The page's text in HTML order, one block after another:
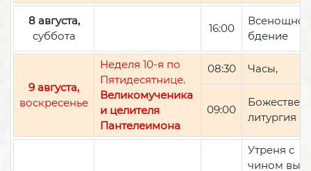
8 августа,
суббота
16:00
Всенощное
бдение
9 августа,
воскресенье
Неделя 10-я по
Пятидесятнице.
Великомученика
и целителя
Пантелеимона
08:30 Часы,
09:00
литургия
Утреня с
чином